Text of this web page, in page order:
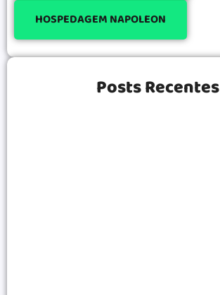
HOSPEDAGEM NAPOLEON
Posts Recentes